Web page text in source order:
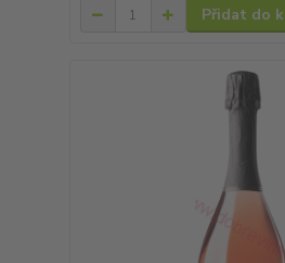
Přidat do